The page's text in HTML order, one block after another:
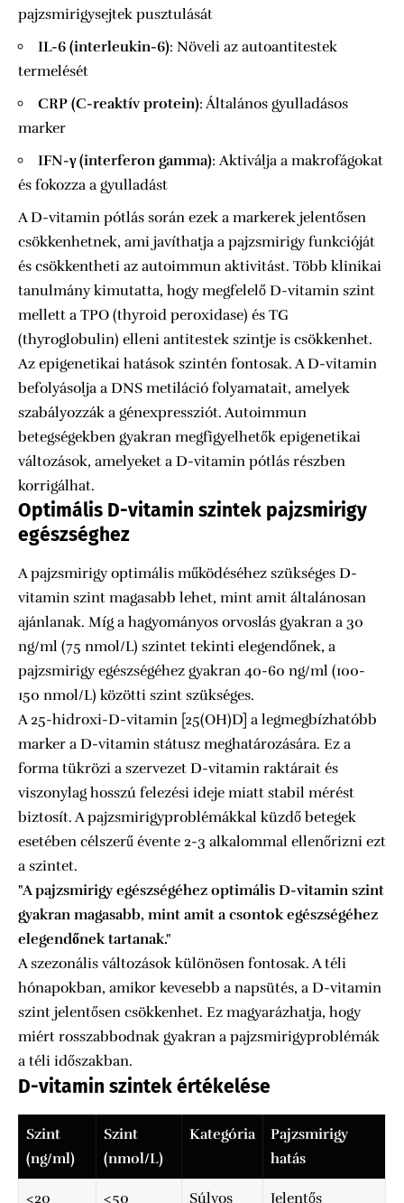
pajzsmirigysejtek pusztulását
IL-6 (interleukin-6): Növeli az autoantitestek
termelését
CRP (C-reaktív protein): Általános gyulladásos
marker
IFN-γ (interferon gamma): Aktiválja a makrofágokat
és fokozza a gyulladást
A D-vitamin pótlás során ezek a markerek jelentősen
csökkenhetnek, ami javíthatja a pajzsmirigy funkcióját
és csökkentheti az autoimmun aktivitást. Több klinikai
tanulmány kimutatta, hogy megfelelő D-vitamin szint
mellett a TPO (thyroid peroxidase) és TG
(thyroglobulin) elleni antitestek szintje is csökkenhet.
Az epigenetikai hatások szintén fontosak. A D-vitamin
befolyásolja a DNS metiláció folyamatait, amelyek
szabályozzák a génexpressziót. Autoimmun
betegségekben gyakran megfigyelhetők epigenetikai
változások, amelyeket a D-vitamin pótlás részben
korrigálhat.
Optimális D-vitamin szintek pajzsmirigy
egészséghez
A pajzsmirigy optimális működéséhez szükséges D-
vitamin szint magasabb lehet, mint amit általánosan
ajánlanak. Míg a hagyományos orvoslás gyakran a 30
ng/ml (75 nmol/L) szintet tekinti elegendőnek, a
pajzsmirigy egészségéhez gyakran 40-60 ng/ml (100-
150 nmol/L) közötti szint szükséges.
A 25-hidroxi-D-vitamin [25(OH)D] a legmegbízhatóbb
marker a D-vitamin státusz meghatározására. Ez a
forma tükrözi a szervezet D-vitamin raktárait és
viszonylag hosszú felezési ideje miatt stabil mérést
biztosít. A pajzsmirigyproblémákkal küzdő betegek
esetében célszerű évente 2-3 alkalommal ellenőrizni ezt
a szintet.
"A pajzsmirigy egészségéhez optimális D-vitamin szint
gyakran magasabb, mint amit a csontok egészségéhez
elegendőnek tartanak."
A szezonális változások különösen fontosak. A téli
hónapokban, amikor kevesebb a napsütés, a D-vitamin
szint jelentősen csökkenhet. Ez magyarázhatja, hogy
miért rosszabbodnak gyakran a pajzsmirigyproblémák
a téli időszakban.
D-vitamin szintek értékelése
Szint
(ng/ml)
Szint
(nmol/L)
Kategória
Pajzsmirigy
hatás
<20 <50 Súlyos Jelentős